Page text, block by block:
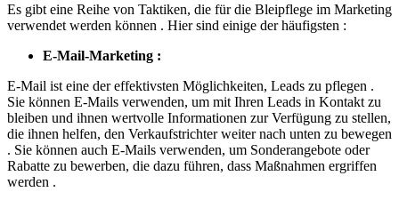
Es gibt eine Reihe von Taktiken, die für die Bleipflege im Marketing
verwendet werden können . Hier sind einige der häufigsten :
E-Mail-Marketing :
E-Mail ist eine der effektivsten Möglichkeiten, Leads zu pflegen .
Sie können E-Mails verwenden, um mit Ihren Leads in Kontakt zu
bleiben und ihnen wertvolle Informationen zur Verfügung zu stellen,
die ihnen helfen, den Verkaufstrichter weiter nach unten zu bewegen
. Sie können auch E-Mails verwenden, um Sonderangebote oder
Rabatte zu bewerben, die dazu führen, dass Maßnahmen ergriffen
werden .